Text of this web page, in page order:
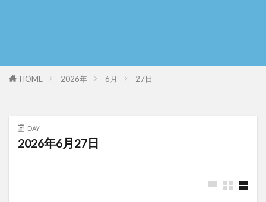
HOME 2026年 6月 27日
DAY
2026年6月27日